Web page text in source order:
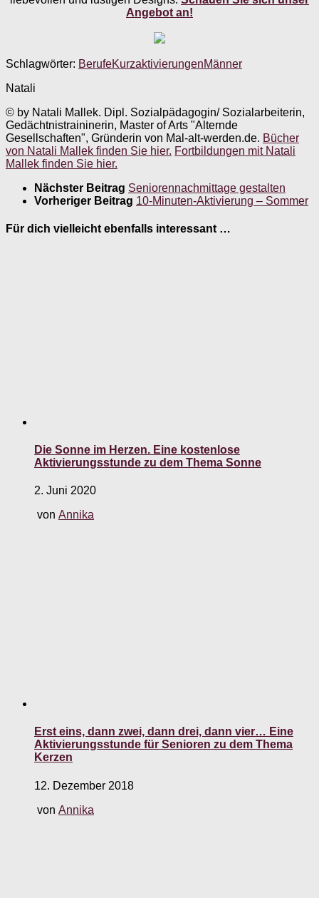
Angebot an!
Schlagwörter: BerufeKurzaktivierungenMänner
Natali
© by Natali Mallek. Dipl. Sozialpädagogin/ Sozialarbeiterin,
Gedächtnistraininerin, Master of Arts "Alternde
Gesellschaften", Gründerin von Mal-alt-werden.de. Bücher
von Natali Mallek finden Sie hier. Fortbildungen mit Natali
Mallek finden Sie hier.
Nächster Beitrag Seniorennachmittage gestalten
Vorheriger Beitrag 10-Minuten-Aktivierung – Sommer
Für dich vielleicht ebenfalls interessant …
Die Sonne im Herzen. Eine kostenlose
Aktivierungsstunde zu dem Thema Sonne
2. Juni 2020
von Annika
Erst eins, dann zwei, dann drei, dann vier… Eine
Aktivierungsstunde für Senioren zu dem Thema
Kerzen
12. Dezember 2018
von Annika